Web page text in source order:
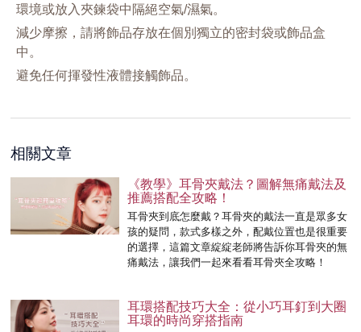
環境或放入夾鍊袋中隔絕空氣/濕氣。
減少摩擦，請將飾品存放在個別獨立的密封袋或飾品盒
中。
避免任何揮發性液體接觸飾品。
相關文章
《教學》耳骨夾戴法？圖解無痛戴法及
推薦搭配全攻略！
耳骨夾到底怎麼戴？耳骨夾的戴法一直是眾多女
孩的疑問，款式多樣之外，配戴位置也是很重要
的選擇，這篇文章綻綻老師將告訴你耳骨夾的無
痛戴法，讓我們一起來看看耳骨夾全攻略！
耳環搭配技巧大全：從小巧耳釘到大圈
耳環的時尚穿搭指南